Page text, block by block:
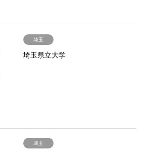
埼玉
埼玉県立大学
埼玉